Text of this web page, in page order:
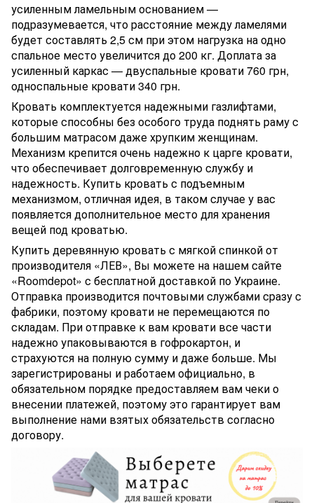
усиленным ламельным основанием —
подразумевается, что расстояние между ламелями
будет составлять 2,5 см при этом нагрузка на одно
спальное место увеличится до 200 кг. Доплата за
усиленный каркас — двуспальные кровати 760 грн,
односпальные кровати 340 грн.
Кровать комплектуется надежными газлифтами,
которые способны без особого труда поднять раму с
большим матрасом даже хрупким женщинам.
Механизм крепится очень надежно к царге кровати,
что обеспечивает долговременную службу и
надежность. Купить кровать с подъемным
механизмом, отличная идея, в таком случае у вас
появляется дополнительное место для хранения
вещей под кроватью.
Купить деревянную кровать с мягкой спинкой от
производителя «ЛЕВ», Вы можете на нашем сайте
«Roomdepot» с бесплатной доставкой по Украине.
Отправка производится почтовыми службами сразу с
фабрики, поэтому кровати не перемещаются по
складам. При отправке к вам кровати все части
надежно упаковываются в гофрокартон, и
страхуются на полную сумму и даже больше. Мы
зарегистрированы и работаем официально, в
обязательном порядке предоставляем вам чеки о
внесении платежей, поэтому это гарантирует вам
выполнение нами взятых обязательств согласно
договору.